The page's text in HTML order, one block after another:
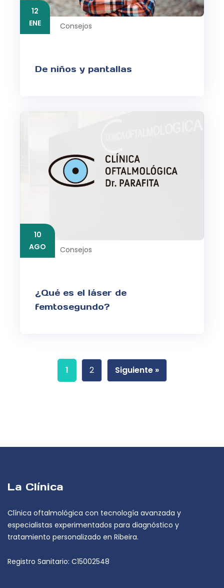
12
ENE
Consejos
De niños y pantallas
10
AGO
Consejos
¿Qué es el láser de
femtosegundo?
1 2 Siguiente »
La Clínica
Clínica oftalmológica con tecnología avanzada y
especialistas experimentados para diagnóstico y
tratamiento personalizado en Ribeira.
Registro Sanitario: C15002548